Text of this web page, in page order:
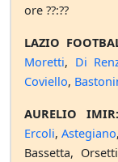
ore ??:??
LAZIO
Moretti, Di
Coviello,
AURELIO IMIR:
Ercoli,Astegiano,
Bassetta,